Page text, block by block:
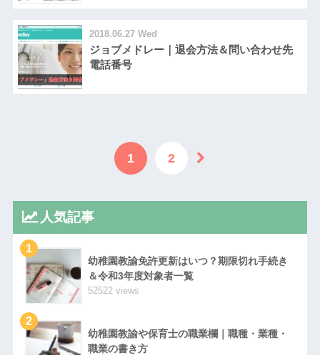
2018.06.27 Wed
ジョブメドレー｜退会方法＆問い合わせ先
電話番号
1 2
人気記事
1
幼稚園教諭免許更新はいつ？期限切れ手続き
＆令和3年度対象者一覧
52522 views
2
幼稚園教諭や保育士の職業欄｜職種・業種・
職業の書き方